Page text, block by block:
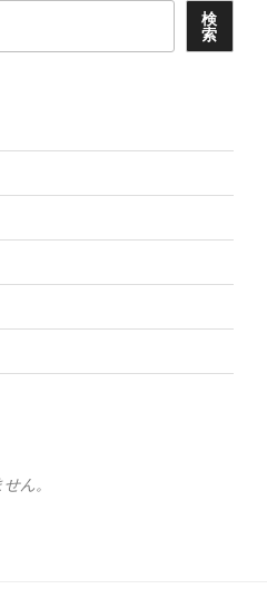
検
索
ん。